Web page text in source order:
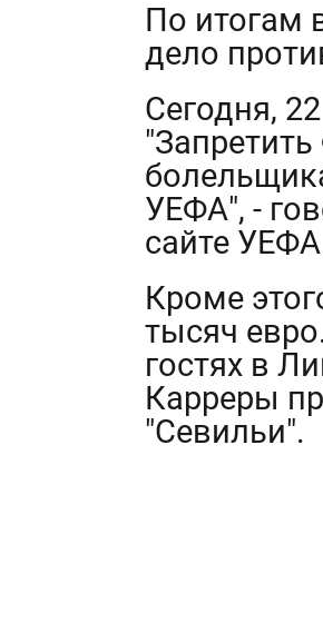
По итогам
дело
Сегодня,
УЕФА", -
сайте
Кроме
тысяч
гостях в
Карреры
"Севильи".